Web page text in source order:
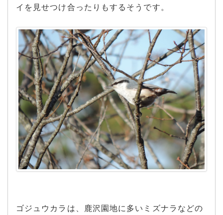
イを見せつけ合ったりもするそうです。
ゴジュウカラは、鹿沢園地に多いミズナラなどの